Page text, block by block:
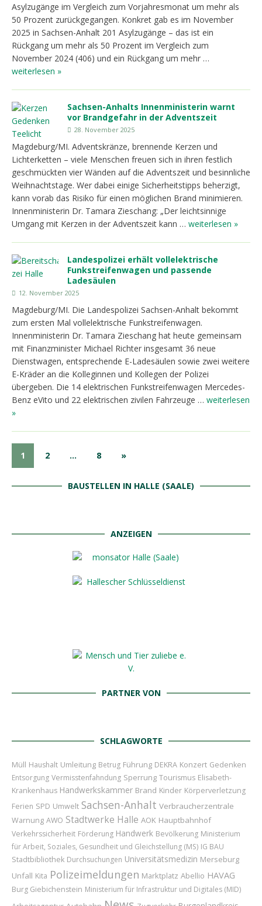
Asylzugänge im Vergleich zum Vorjahresmonat um mehr als
50 Prozent zurückgegangen. Konkret gab es im November
2025 in Sachsen-Anhalt 201 Asylzugänge – das ist ein
Rückgang um mehr als 50 Prozent im Vergleich zum
November 2024 (406) und ein Rückgang um mehr …
weiterlesen »
Sachsen-Anhalts Innenministerin warnt
vor Brandgefahr in der Adventszeit
28. November 2025
Magdeburg/MI. Adventskränze, brennende Kerzen und
Lichterketten ­– viele Menschen freuen sich in ihren festlich
geschmückten vier Wänden auf die Adventszeit und besinnliche
Weihnachtstage. Wer dabei einige Sicherheitstipps beherzigt,
kann vorab das Risiko für einen möglichen Brand minimieren.
Innenministerin Dr. Tamara Zieschang: „Der leichtsinnige
Umgang mit Kerzen in der Adventszeit kann … weiterlesen »
Landespolizei erhält vollelektrische
Funkstreifenwagen und passende
Ladesäulen
12. November 2025
Magdeburg/MI. Die Landespolizei Sachsen-Anhalt bekommt
zum ersten Mal vollelektrische Funkstreifenwagen.
Innenministerin Dr. Tamara Zieschang hat heute gemeinsam
mit Finanzminister Michael Richter insgesamt 36 neue
Dienstwagen, entsprechende E-Ladesäulen sowie zwei weitere
E-Kräder an die Kolleginnen und Kollegen der Polizei
übergeben. Die 14 elektrischen Funkstreifenwagen Mercedes-
Benz eVito und 22 elektrischen zivilen Fahrzeuge … weiterlesen
»
1 2 … 8 »
BAUSTELLEN IN HALLE (SAALE)
ANZEIGEN
PARTNER VON
SCHLAGWORTE
Müll Haushalt Umleitung Betrug Führung DEKRA Konzert Gedenken
Entsorgung Vermisstenfahndung Sperrung Tourismus Elisabeth-
Krankenhaus Handwerkskammer Brand Kinder Körperverletzung
Ferien SPD Umwelt Sachsen-Anhalt Verbraucherzentrale
Warnung AWO Stadtwerke Halle AOK Hauptbahnhof
Verkehrssicherheit Förderung Handwerk Bevölkerung Ministerium
für Arbeit, Soziales, Gesundheit und Gleichstellung (MS) IG BAU
Stadtbibliothek Durchsuchungen Universitätsmedizin Merseburg
Unfall Kita Polizeimeldungen Marktplatz Abellio HAVAG
Burg Giebichenstein Ministerium für Infrastruktur und Digitales (MID)